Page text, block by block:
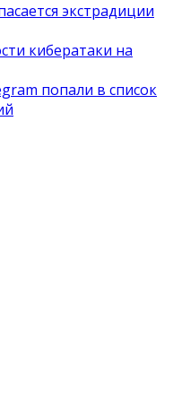
экстрадиции
кибератаки на
попали в список